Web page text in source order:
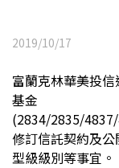
2019/10/17
富蘭克林華美投
基金
(2834/2835/
修訂信託契約及
型級級別等事宜。